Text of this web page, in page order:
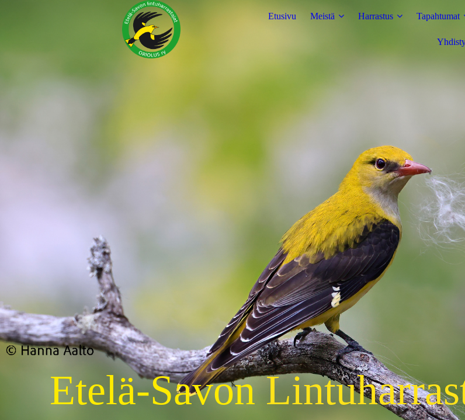
Etusivu Meistä Harrastus Tapahtumat
Etelä-Savon